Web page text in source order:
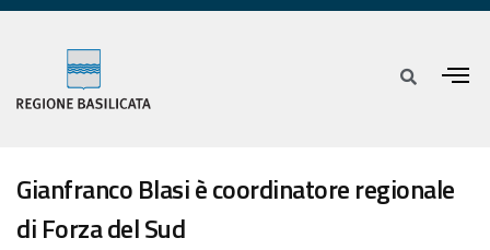
Gianfranco Blasi è coordinatore regionale
di Forza del Sud